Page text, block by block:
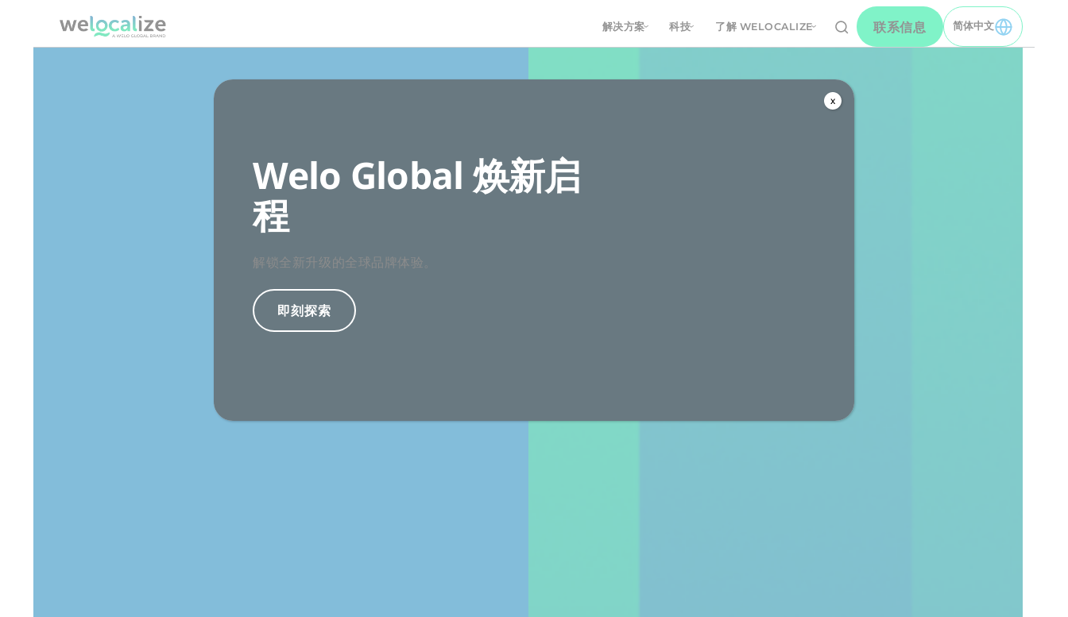
简体中文 logo
解决方案 科技 了解 WELOCALIZE 联系信息 简体中文
TOGGLE 简体中文
Welo Global 焕新启
程
解锁全新升级的全球品牌体验。
即刻探索
x